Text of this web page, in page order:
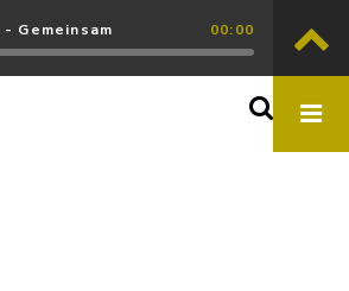
Gemeinsam 00:00